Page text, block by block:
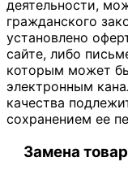
деятельности,
гражданского
установлено
сайте, либо
которым может
электронным
качества
сохранением ее
Замена